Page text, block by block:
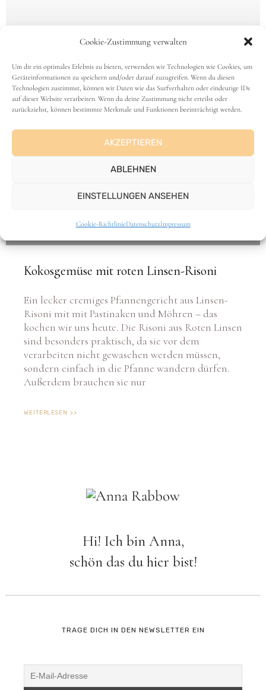
Cookie-Zustimmung verwalten
Um dir ein optimales Erlebnis zu bieten, verwenden wir Technologien wie Cookies, um
Geräteinformationen zu speichern und/oder darauf zuzugreifen. Wenn du diesen
Technologien zustimmst, können wir Daten wie das Surfverhalten oder eindeutige IDs
auf dieser Website verarbeiten. Wenn du deine Zustimmung nicht erteilst oder
zurückziehst, können bestimmte Merkmale und Funktionen beeinträchtigt werden.
AKZEPTIEREN
ABLEHNEN
EINSTELLUNGEN ANSEHEN
Cookie-RichtlinieDatenschutzImpressum
Kokosgemüse mit roten Linsen-Risoni
Ein lecker cremiges Pfannengericht aus Linsen-
Risoni mit mit Pastinaken und Möhren – das
kochen wir uns heute. Die Risoni aus Roten Linsen
sind besonders praktisch, da sie vor dem
verarbeiten nicht gewaschen werden müssen,
sondern einfach in die Pfanne wandern dürfen.
Außerdem brauchen sie nur
WEITERLESEN >>
Hi! Ich bin Anna,
schön das du hier bist!
TRAGE DICH IN DEN NEWSLETTER EIN